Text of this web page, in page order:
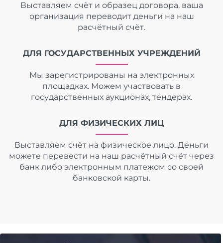
Выставляем счёт и образец договора, ваша
организация переводит деньги на наш
расчётный счёт.
ДЛЯ ГОСУДАРСТВЕННЫХ УЧРЕЖДЕНИЙ
Мы зарегистрированы на электронных
площадках. Можем участвовать в
государственных аукционах, тендерах.
ДЛЯ ФИЗИЧЕСКИХ ЛИЦ
Выставляем счёт на физическое лицо. Деньги
можете перевести на наш расчётный счёт через
банк либо электронным платежом со своей
банковской карты.